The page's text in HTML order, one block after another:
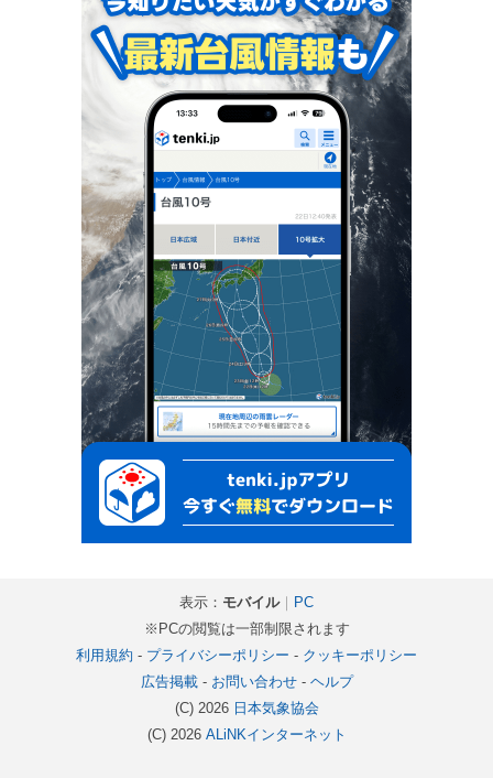
表示： モバイル｜
PC
※PCの閲覧は一部制限されます
利用規約 - プライバシーポリシー - クッキーポリシー
広告掲載- お問い合わせ- ヘルプ
(C) 2026 日本気象協会
(C) 2026 ALiNKインターネット